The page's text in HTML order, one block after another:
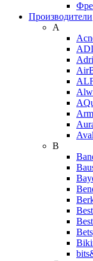
Производители
A
B